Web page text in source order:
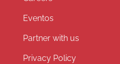
Eventos
Partner with us
Privacy Policy